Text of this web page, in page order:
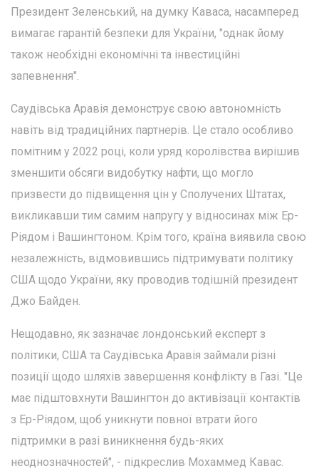
Президент Зеленський, на думку Каваса, насамперед
вимагає гарантій безпеки для України, "однак йому
також необхідні економічні та інвестиційні
запевнення".
Саудівська Аравія демонструє свою автономність
навіть від традиційних партнерів. Це стало особливо
помітним у 2022 році, коли уряд королівства вирішив
зменшити обсяги видобутку нафти, що могло
призвести до підвищення цін у Сполучених Штатах,
викликавши тим самим напругу у відносинах між Ер-
Ріядом і Вашингтоном. Крім того, країна виявила свою
незалежність, відмовившись підтримувати політику
США щодо України, яку проводив тодішній президент
Джо Байден.
Нещодавно, як зазначає лондонський експерт з
політики, США та Саудівська Аравія займали різні
позиції щодо шляхів завершення конфлікту в Газі. "Це
має підштовхнути Вашингтон до активізації контактів
з Ер-Ріядом, щоб уникнути повної втрати його
підтримки в разі виникнення будь-яких
неоднозначностей", - підкреслив Мохаммед Кавас.